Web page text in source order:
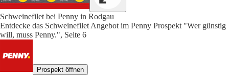
Schweinefilet bei Penny in Rodgau
Entdecke das Schweinefilet Angebot im Penny Prospekt "Wer günstig
will, muss Penny.", Seite 6
Prospekt öffnen